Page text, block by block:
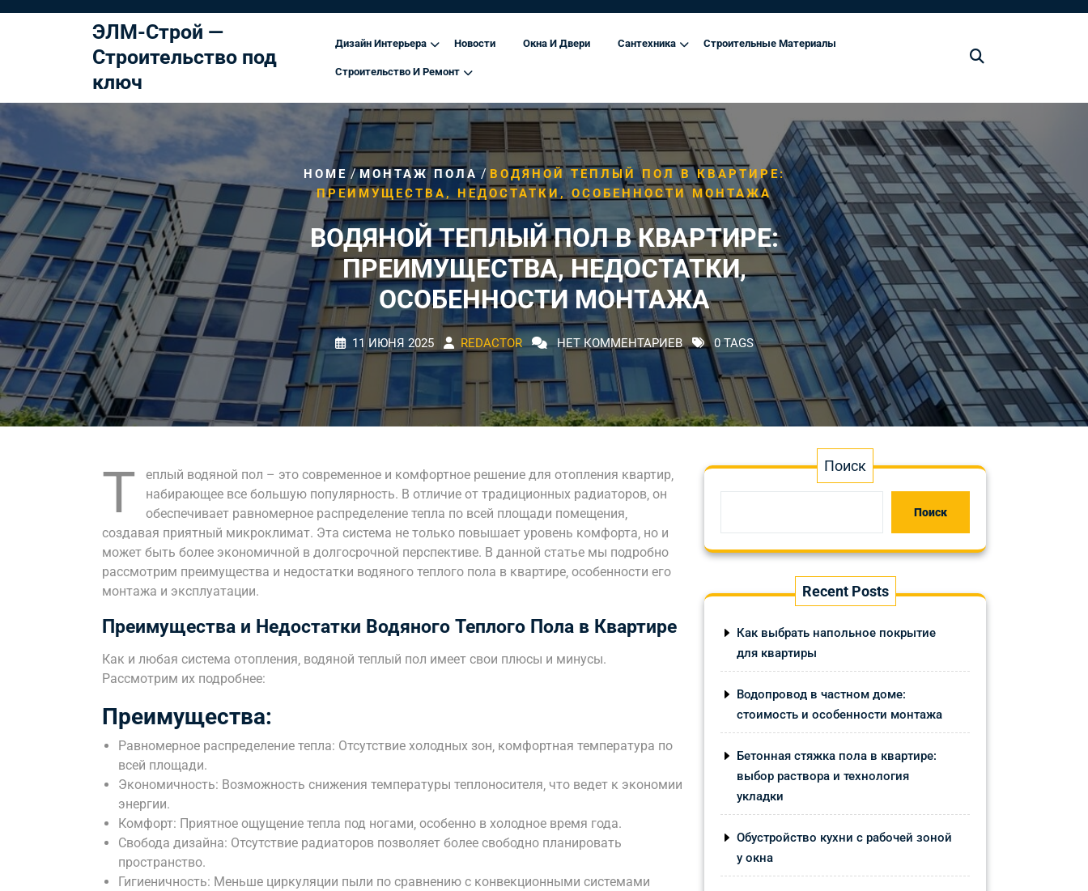
ЭЛМ-Строй —
Строительство под
ключ
Дизайн Интерьера Новости Окна И Двери Сантехника Строительные Материалы
Строительство И Ремонт
HOME/МОНТАЖ ПОЛА/ ВОДЯНОЙ ТЕПЛЫЙ ПОЛ В КВАРТИРЕ:
ПРЕИМУЩЕСТВА, НЕДОСТАТКИ, ОСОБЕННОСТИ МОНТАЖА
ВОДЯНОЙ ТЕПЛЫЙ ПОЛ В КВАРТИРЕ:
ПРЕИМУЩЕСТВА, НЕДОСТАТКИ,
ОСОБЕННОСТИ МОНТАЖА
11 ИЮНЯ 2025 REDACTOR НЕТ КОММЕНТАРИЕВ 0 TAGS
Т
еплый водяной пол – это современное и комфортное решение для отопления квартир‚
набирающее все большую популярность. В отличие от традиционных радиаторов‚ он
обеспечивает равномерное распределение тепла по всей площади помещения‚
создавая приятный микроклимат. Эта система не только повышает уровень комфорта‚ но и
может быть более экономичной в долгосрочной перспективе. В данной статье мы подробно
рассмотрим преимущества и недостатки водяного теплого пола в квартире‚ особенности его
монтажа и эксплуатации.
Преимущества и Недостатки Водяного Теплого Пола в Квартире
Как и любая система отопления‚ водяной теплый пол имеет свои плюсы и минусы.
Рассмотрим их подробнее:
Преимущества:
Равномерное распределение тепла: Отсутствие холодных зон‚ комфортная температура по
всей площади.
Экономичность: Возможность снижения температуры теплоносителя‚ что ведет к экономии
энергии.
Комфорт: Приятное ощущение тепла под ногами‚ особенно в холодное время года.
Свобода дизайна: Отсутствие радиаторов позволяет более свободно планировать
пространство.
Гигиеничность: Меньше циркуляции пыли по сравнению с конвекционными системами
Поиск
Поиск
Recent Posts
Как выбрать напольное покрытие
для квартиры
Водопровод в частном доме:
стоимость и особенности монтажа
Бетонная стяжка пола в квартире:
выбор раствора и технология
укладки
Обустройство кухни с рабочей зоной
у окна